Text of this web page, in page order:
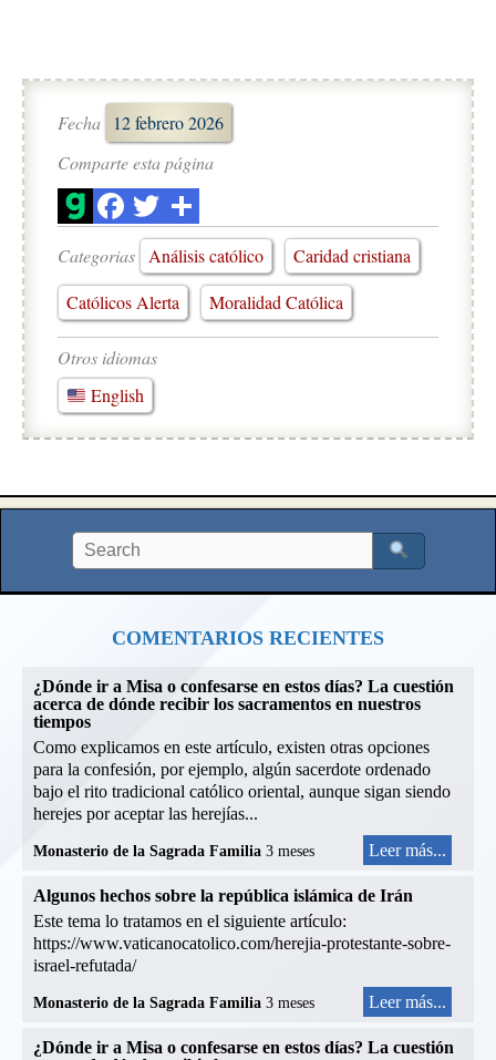
Fecha
12 febrero 2026
Comparte esta página
Categorias Análisis católico
Caridad cristiana
Católicos Alerta
Moralidad Católica
Otros idiomas
English
COMENTARIOS RECIENTES
¿Dónde ir a Misa o confesarse en estos días? La cuestión
acerca de dónde recibir los sacramentos en nuestros
tiempos
Como explicamos en este artículo, existen otras opciones
para la confesión, por ejemplo, algún sacerdote ordenado
bajo el rito tradicional católico oriental, aunque sigan siendo
herejes por aceptar las herejías...
Monasterio de la Sagrada Familia 3 meses Leer más...
Algunos hechos sobre la república islámica de Irán
Este tema lo tratamos en el siguiente artículo:
https://www.vaticanocatolico.com/herejia-protestante-sobre-
israel-refutada/
Monasterio de la Sagrada Familia 3 meses Leer más...
¿Dónde ir a Misa o confesarse en estos días? La cuestión